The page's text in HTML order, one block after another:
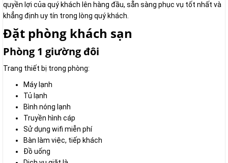
quyền lợi của quý khách lên hàng đầu, sẵn sàng phục vụ tốt nhất và
khẳng định uy tín trong lòng quý khách.
Đặt phòng khách sạn
Phòng 1 giường đôi
Trang thiết bị trong phòng:
Máy lạnh
Tủ lạnh
Bình nóng lạnh
Truyền hình cáp
Sử dụng wifi miễn phí
Bàn làm việc, tiếp khách
Đồ uống